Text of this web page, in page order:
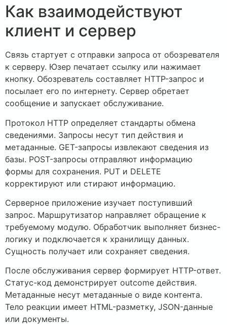
Как взаимодействуют
клиент и сервер
Связь стартует с отправки запроса от обозревателя
к серверу. Юзер печатает ссылку или нажимает
кнопку. Обозреватель составляет HTTP-запрос и
посылает его по интернету. Сервер обретает
сообщение и запускает обслуживание.
Протокол HTTP определяет стандарты обмена
сведениями. Запросы несут тип действия и
метаданные. GET-запросы извлекают сведения из
базы. POST-запросы отправляют информацию
формы для сохранения. PUT и DELETE
корректируют или стирают информацию.
Серверное приложение изучает поступивший
запрос. Маршрутизатор направляет обращение к
требуемому модулю. Обработчик выполняет бизнес-
логику и подключается к хранилищу данных.
Сущность получает или сохраняет сведения.
После обслуживания сервер формирует HTTP-ответ.
Статус-код демонстрирует outcome действия.
Метаданные несут метаданные о виде контента.
Тело реакции имеет HTML-разметку, JSON-данные
или документы.